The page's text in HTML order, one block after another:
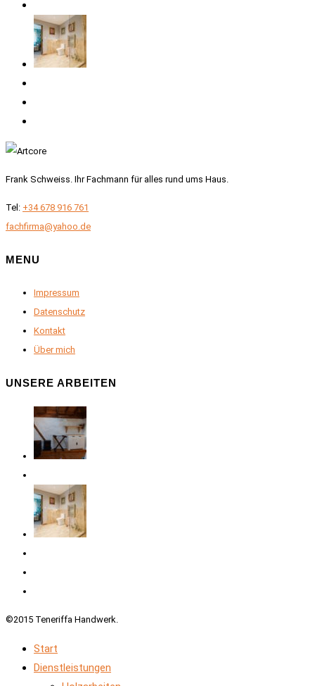
Frank Schweiss. Ihr Fachmann für alles rund ums Haus.
Tel: +34 678 916 761
fachfirma@yahoo.de
MENU
Impressum
Datenschutz
Kontakt
Über mich
UNSERE ARBEITEN
©2015 Teneriffa Handwerk.
Start
Dienstleistungen